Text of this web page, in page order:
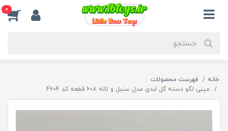
0
خانه
فهرست محصولات
مینی لگو دسته گل ابدی مدل سنبل و لاله 608 قطعه کد 4604